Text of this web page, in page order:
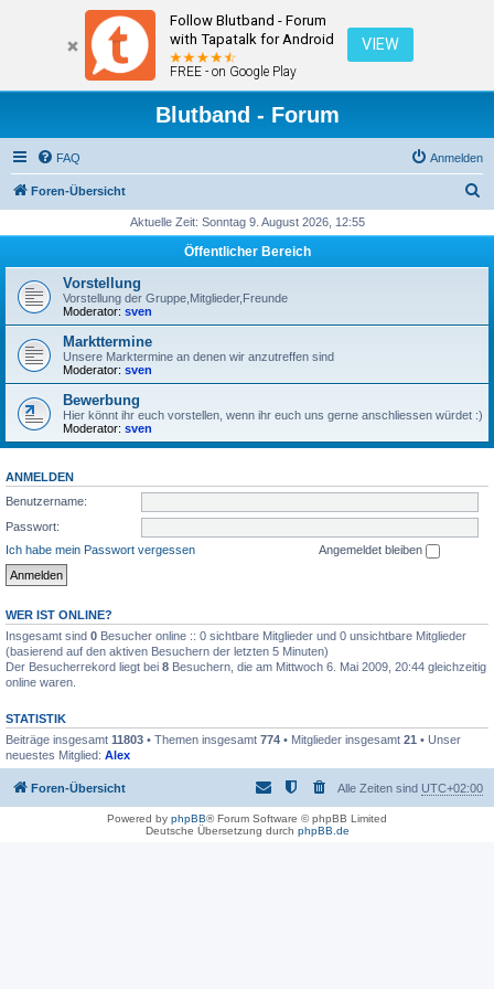
Follow Blutband - Forum
with Tapatalk for Android
FREE - on Google Play
VIEW
Blutband - Forum
FAQ Anmelden
Foren-Übersicht
h
Aktuelle Zeit: Sonntag 9. August 2026, 12:55
Öffentlicher Bereich
Vorstellung
Vorstellung der Gruppe,Mitglieder,Freunde
Moderator: sven
Markttermine
Unsere Marktermine an denen wir anzutreffen sind
Moderator: sven
Bewerbung
Hier könnt ihr euch vorstellen, wenn ihr euch uns gerne anschliessen würdet :)
Moderator: sven
ANMELDEN
Benutzername:
Passwort:
Ich habe mein Passwort vergessen
Angemeldet bleiben
WER IST ONLINE?
Insgesamt sind 0 Besucher online :: 0 sichtbare Mitglieder und 0 unsichtbare Mitglieder
(basierend auf den aktiven Besuchern der letzten 5 Minuten)
Der Besucherrekord liegt bei 8 Besuchern, die am Mittwoch 6. Mai 2009, 20:44 gleichzeitig
online waren.
STATISTIK
Beiträge insgesamt 11803 • Themen insgesamt 774 • Mitglieder insgesamt 21 • Unser
neuestes Mitglied: Alex
Foren-Übersicht Alle Zeiten sind UTC+02:00
Powered by phpBB® Forum Software © phpBB Limited
Deutsche Übersetzung durch phpBB.de